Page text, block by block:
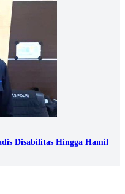
Disabilitas Hingga Hamil